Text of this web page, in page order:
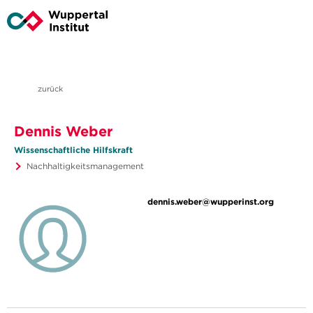
zurück
Dennis Weber
Wissenschaftliche Hilfskraft
Nachhaltigkeitsmanagement
dennis.weber@wupperinst.org